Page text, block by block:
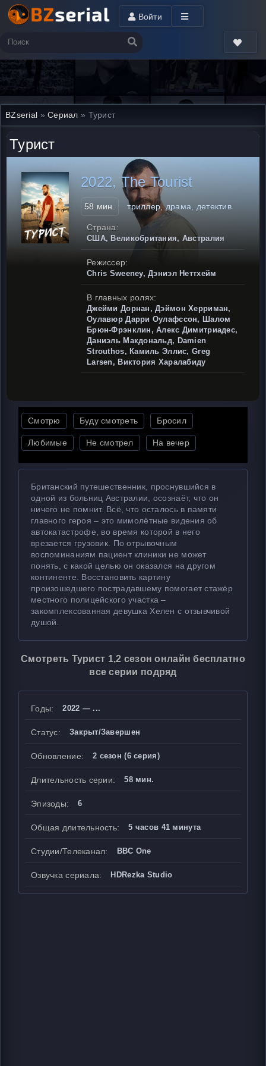
Войти
BZserial »Сериал » Турист
Турист
2022, The Tourist
58 мин. триллер, драма, детектив
Страна:
США, Великобритания, Австралия
Режиссер:
Chris Sweeney, Дэниэл Неттхейм
В главных ролях:
Джейми Дорнан, Дэймон Херриман,
Оулавюр Дарри Оулафссон, Шалом
Брюн-Фрэнклин, Алекс Димитриадес,
Даниэль Макдональд, Damien
Strouthos, Камиль Эллис, Greg
Larsen, Виктория Харалабиду
Смотрю Буду смотреть Бросил
Любимые Не смотрел На вечер
Британский путешественник, проснувшийся в
одной из больниц Австралии, осознаёт, что он
ничего не помнит. Всё, что осталось в памяти
главного героя – это мимолётные видения об
автокатастрофе, во время которой в него
врезается грузовик. По отрывочным
воспоминаниям пациент клиники не может
понять, с какой целью он оказался на другом
континенте. Восстановить картину
произошедшего пострадавшему помогает стажёр
местного полицейского участка –
закомплексованная девушка Хелен с отзывчивой
душой.
Смотреть Турист 1,2 сезон онлайн бесплатно
все серии подряд
Годы: 2022 — ...
Статус: Закрыт/Завершен
Обновление: 2 сезон (6 серия)
Длительность серии: 58 мин.
Эпизоды: 6
Общая длительность: 5 часов 41 минута
Студии/Телеканал: BBC One
Озвучка сериала: HDRezka Studio